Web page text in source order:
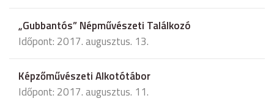
„Gubbantós” Népművészeti Találkozó
Időpont: 2017. augusztus. 13.
Képzőművészeti Alkotótábor
Időpont: 2017. augusztus. 11.